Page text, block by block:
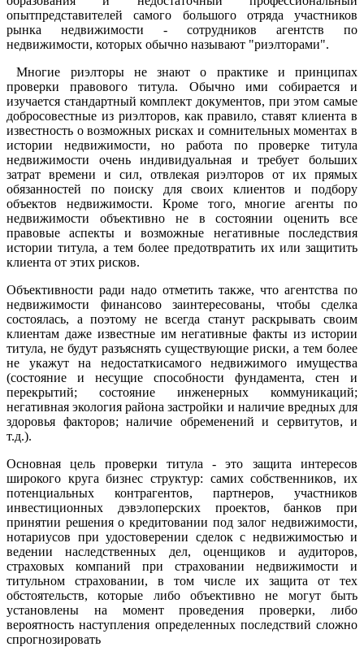
опытпредставителей самого большого отряда участников
рынка недвижимости - сотрудников агентств по
недвижимости, которых обычно называют "риэлторами".
Многие риэлторы не знают о практике и принципах
проверки правового титула. Обычно ими собирается и
изучается стандартный комплект документов, при этом самые
добросовестные из риэлторов, как правило, ставят клиента в
известность о возможных рисках и сомнительных моментах в
истории недвижимости, но работа по проверке титула
недвижимости очень индивидуальная и требует больших
затрат времени и сил, отвлекая риэлторов от их прямых
обязанностей по поиску для своих клиентов и подбору
объектов недвижимости. Кроме того, многие агенты по
недвижимости объективно не в состоянии оценить все
правовые аспекты и возможные негативные последствия
истории титула, а тем более предотвратить их или защитить
клиента от этих рисков.
Объективности ради надо отметить также, что агентства по
недвижимости финансово заинтересованы, чтобы сделка
состоялась, а поэтому не всегда станут раскрывать своим
клиентам даже известные им негативные факты из истории
титула, не будут разъяснять существующие риски, а тем более
не укажут на недостаткисамого недвижимого имущества
(состояние и несущие способности фундамента, стен и
перекрытий; состояние инженерных коммуникаций;
негативная экология района застройки и наличие вредных для
здоровья факторов; наличие обременений и сервитутов, и
т.д.).
Основная цель проверки титула - это защита интересов
широкого круга бизнес структур: самих собственников, их
потенциальных контрагентов, партнеров, участников
инвестиционных дэвэлоперских проектов, банков при
принятии решения о кредитовании под залог недвижимости,
нотариусов при удостоверении сделок с недвижимостью и
ведении наследственных дел, оценщиков и аудиторов,
страховых компаний при страховании недвижимости и
титульном страховании, в том числе их защита от тех
обстоятельств, которые либо объективно не могут быть
установлены на момент проведения проверки, либо
вероятность наступления определенных последствий сложно
спрогнозировать